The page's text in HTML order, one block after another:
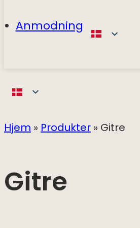
Anmodning
Hjem»Produkter»Gitre
Gitre